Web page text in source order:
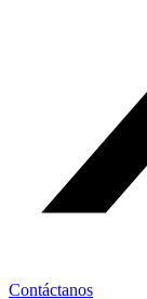
Contáctanos